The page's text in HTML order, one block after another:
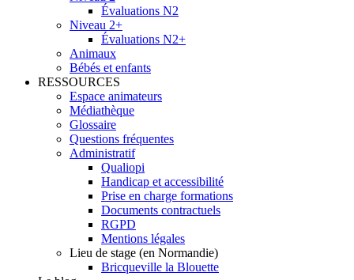
Évaluations N2
Niveau 2+
Évaluations N2+
Animaux
Bébés et enfants
RESSOURCES
Espace animateurs
Médiathèque
Glossaire
Questions fréquentes
Administratif
Qualiopi
Handicap et accessibilité
Prise en charge formations
Documents contractuels
RGPD
Mentions légales
Lieu de stage (en Normandie)
Bricqueville la Blouette